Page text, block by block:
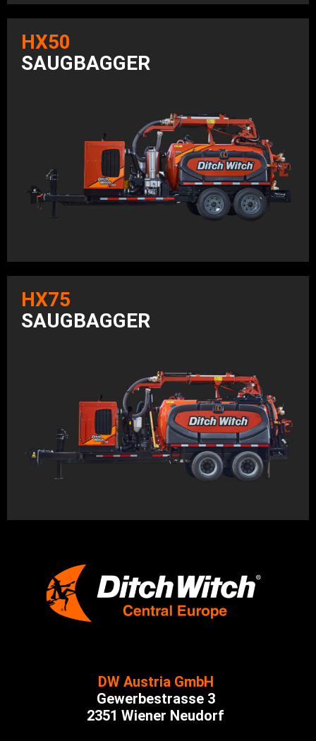
HX50
SAUGBAGGER
HX75
SAUGBAGGER
DW Austria GmbH
Gewerbestrasse 3
2351 Wiener Neudorf